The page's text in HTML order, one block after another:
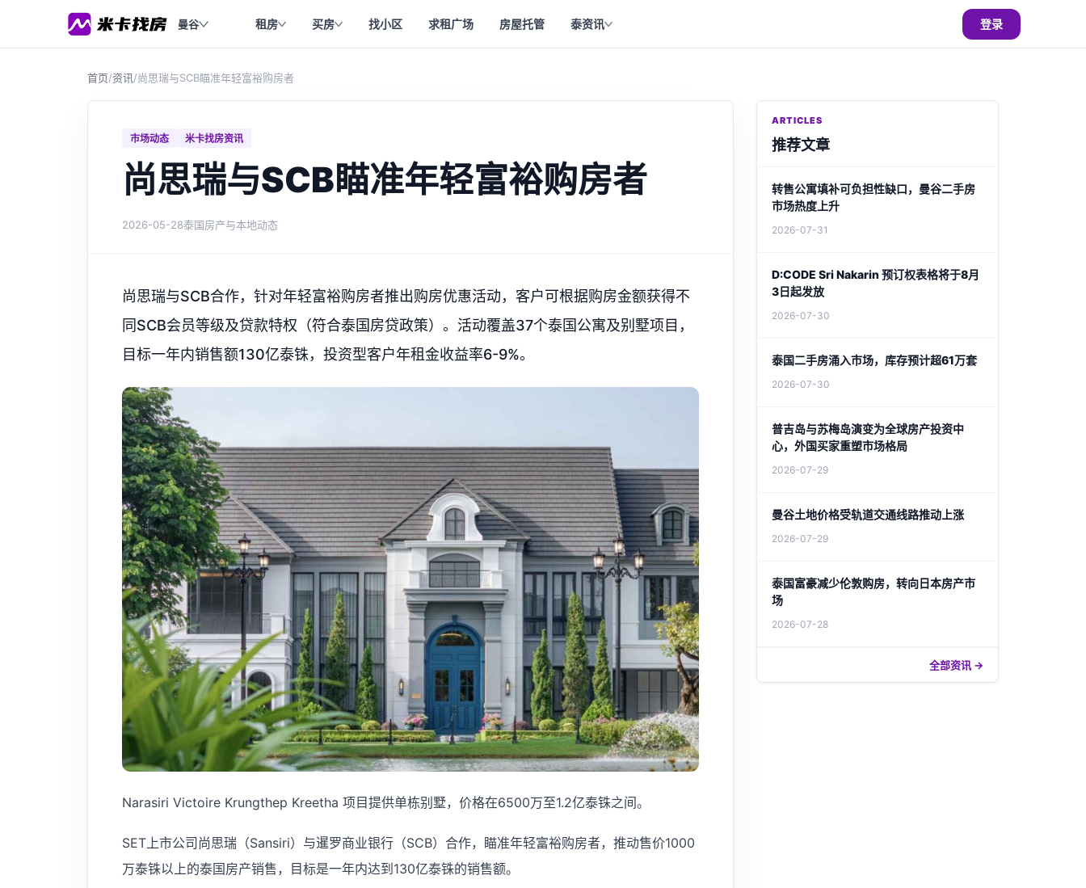
曼谷 租房 买房 找小区 求租广场 房屋托管 泰资讯 登录
首页/资讯/尚思瑞与SCB瞄准年轻富裕购房者
市场动态 米卡找房资讯
尚思瑞与SCB瞄准年轻富裕购房者
2026-05-28泰国房产与本地动态
尚思瑞与SCB合作，针对年轻富裕购房者推出购房优惠活动，客户可根据购房金额获得不
同SCB会员等级及贷款特权（符合泰国房贷政策）。活动覆盖37个泰国公寓及别墅项目，
目标一年内销售额130亿泰铢，投资型客户年租金收益率6-9%。
Narasiri Victoire Krungthep Kreetha 项目提供单栋别墅，价格在6500万至1.2亿泰铢之间。
SET上市公司尚思瑞（Sansiri）与暹罗商业银行（SCB）合作，瞄准年轻富裕购房者，推动售价1000
万泰铢以上的泰国房产销售，目标是一年内达到130亿泰铢的销售额。
ARTICLES
推荐文章
转售公寓填补可负担性缺口，曼谷二手房
市场热度上升
2026-07-31
D:CODE Sri Nakarin 预订权表格将于8月
3日起发放
2026-07-30
泰国二手房涌入市场，库存预计超61万套
2026-07-30
普吉岛与苏梅岛演变为全球房产投资中
心，外国买家重塑市场格局
2026-07-29
曼谷土地价格受轨道交通线路推动上涨
2026-07-29
泰国富豪减少伦敦购房，转向日本房产市
场
2026-07-28
全部资讯 →